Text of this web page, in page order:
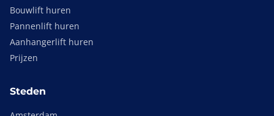
Bouwlift huren
Pannenlift huren
Aanhangerlift huren
Prijzen
Steden